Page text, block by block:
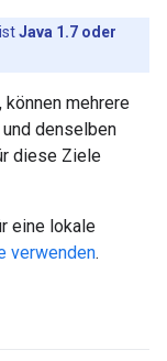
Java 1.7 oder
mehrere
denselben
diese Ziele
eine lokale
verwenden.